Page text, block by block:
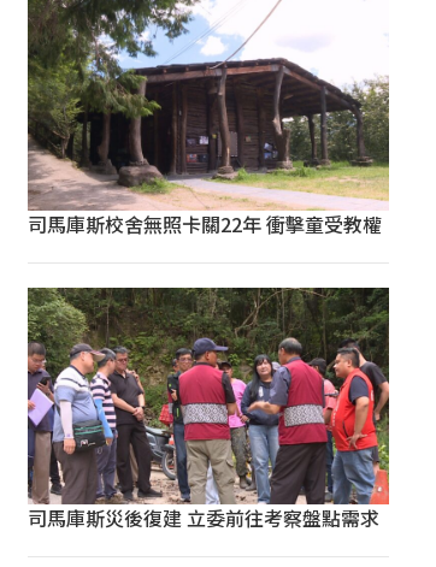
司馬庫斯校舍無照卡關22年 衝擊童受教權
司馬庫斯災後復建 立委前往考察盤點需求